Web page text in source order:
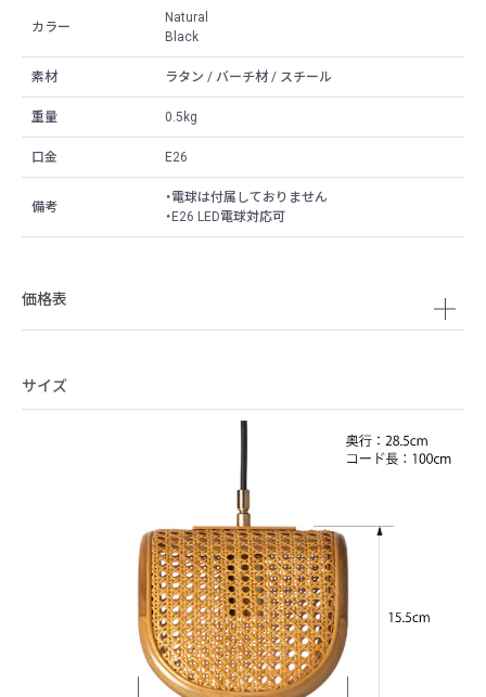
カラー
Natural
Black
素材 ラタン / バーチ材 / スチール
重量 0.5kg
口金 E26
備考
・電球は付属しておりません
・E26 LED電球対応可
価格表
サイズ